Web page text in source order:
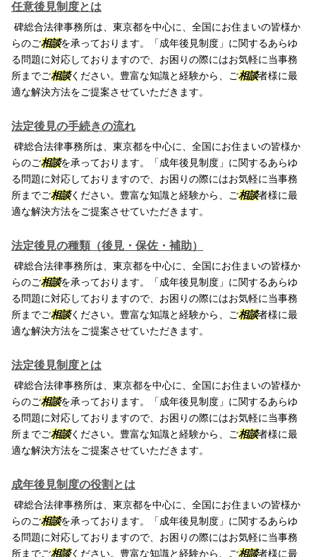
任意後見制度とは
碑総合法律事務所は、東京都を中心に、全国にお住まいの皆様か
らのご相談を承っております。「成年後見制度」に関するあらゆ
る問題に対応しておりますので、お困りの際にはお気軽に当事務
所までご相談ください。豊富な知識と経験から、ご相談者様に最
適な解決方法をご提案させていただきます。
法定後見の手続きの流れ
碑総合法律事務所は、東京都を中心に、全国にお住まいの皆様か
らのご相談を承っております。「成年後見制度」に関するあらゆ
る問題に対応しておりますので、お困りの際にはお気軽に当事務
所までご相談ください。豊富な知識と経験から、ご相談者様に最
適な解決方法をご提案させていただきます。
法定後見の種類（後見・保佐・補助）
碑総合法律事務所は、東京都を中心に、全国にお住まいの皆様か
らのご相談を承っております。「成年後見制度」に関するあらゆ
る問題に対応しておりますので、お困りの際にはお気軽に当事務
所までご相談ください。豊富な知識と経験から、ご相談者様に最
適な解決方法をご提案させていただきます。
法定後見制度とは
碑総合法律事務所は、東京都を中心に、全国にお住まいの皆様か
らのご相談を承っております。「成年後見制度」に関するあらゆ
る問題に対応しておりますので、お困りの際にはお気軽に当事務
所までご相談ください。豊富な知識と経験から、ご相談者様に最
適な解決方法をご提案させていただきます。
成年後見制度の役割とは
碑総合法律事務所は、東京都を中心に、全国にお住まいの皆様か
らのご相談を承っております。「成年後見制度」に関するあらゆ
る問題に対応しておりますので、お困りの際にはお気軽に当事務
所までご相談ください。豊富な知識と経験から、ご相談者様に最